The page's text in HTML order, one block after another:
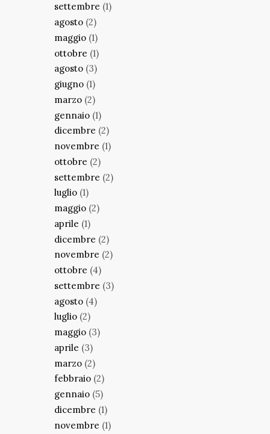
settembre (1)
agosto (2)
maggio (1)
ottobre (1)
agosto (3)
giugno (1)
marzo (2)
gennaio (1)
dicembre (2)
novembre (1)
ottobre (2)
settembre (2)
luglio (1)
maggio (2)
aprile (1)
dicembre (2)
novembre (2)
ottobre (4)
settembre (3)
agosto (4)
luglio (2)
maggio (3)
aprile (3)
marzo (2)
febbraio (2)
gennaio (5)
dicembre (1)
novembre (1)